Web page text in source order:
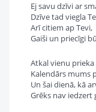
Ej savu dzīvi ar
Dzīve tad viegla
Arī citiem ap Tevi,
Gaiši un priecīgi
Atkal vienu
Kalendārs mums
Un šai dienā, kā
Grēks nav iedzert